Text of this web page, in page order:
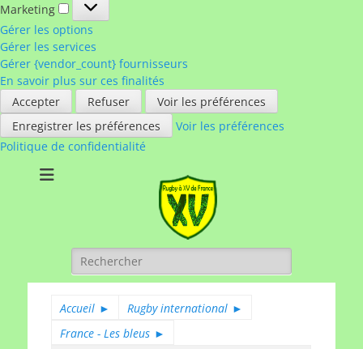
Marketing
Gérer les options
Gérer les services
Gérer {vendor_count} fournisseurs
En savoir plus sur ces finalités
Accepter
Refuser
Voir les préférences
Enregistrer les préférences
Voir les préférences
Politique de confidentialité
Rugby à XV de
Rechercher :
Accueil ► Rugby international ►
France - Les bleus ►